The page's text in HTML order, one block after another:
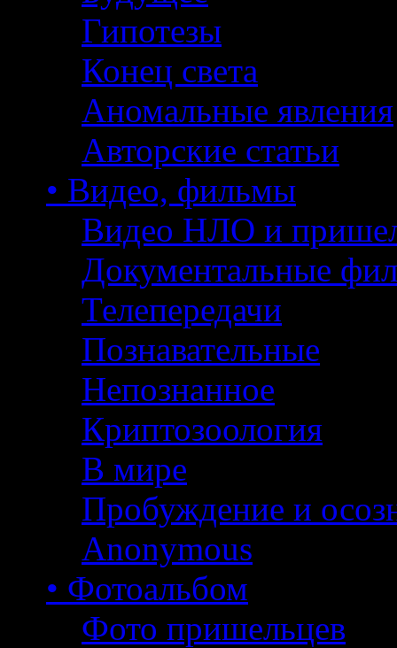
Гипотезы
Конец света
Аномальные явления
Авторские статьи
• Видео, фильмы
Видео НЛО и
Документальные
Телепередачи
Познавательные
Непознанное
Криптозоология
В мире
Пробуждение и
Anonymous
• Фотоальбом
Фото пришельцев